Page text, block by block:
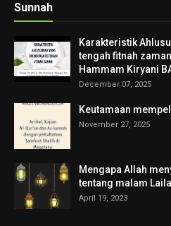
Sunnah
Karakteristik
tengah fitnah
Hammam Kiryani
December 07, 2025
Keutamaan
November 27, 2025
Mengapa Allah
tentang malam
April 19, 2023